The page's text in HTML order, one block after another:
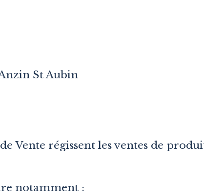
St Aubin
Vente régissent les ventes de
notamment :